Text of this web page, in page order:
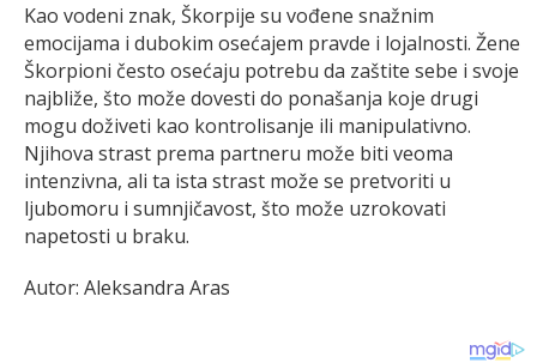
Kao vodeni znak, Škorpije su vođene snažnim
emocijama i dubokim osećajem pravde i lojalnosti. Žene
Škorpioni često osećaju potrebu da zaštite sebe i svoje
najbliže, što može dovesti do ponašanja koje drugi
mogu doživeti kao kontrolisanje ili manipulativno.
Njihova strast prema partneru može biti veoma
intenzivna, ali ta ista strast može se pretvoriti u
ljubomoru i sumnjičavost, što može uzrokovati
napetosti u braku.
Autor: Aleksandra Aras